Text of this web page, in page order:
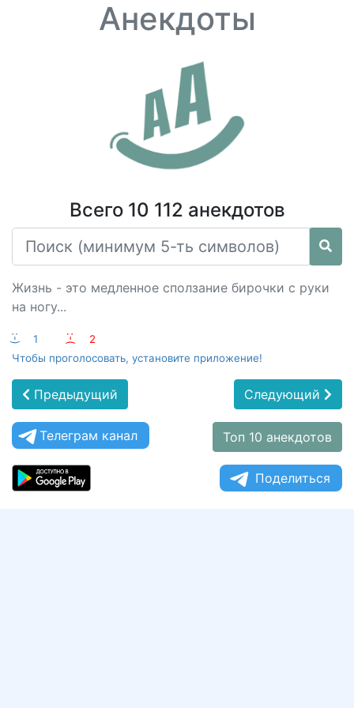
Анекдоты
Всего 10 112 анекдотов
Жизнь - это медленное сползание бирочки с руки
на ногу...
:-) 1 :-(
2
Чтобы проголосовать, установите приложение!
Предыдущий Следующий
Телеграм канал Топ 10 анекдотов
Поделиться